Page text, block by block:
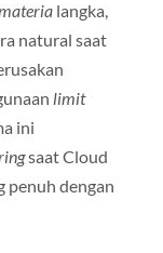
langka,
natural saat
limit
ini
saat Cloud
penuh dengan